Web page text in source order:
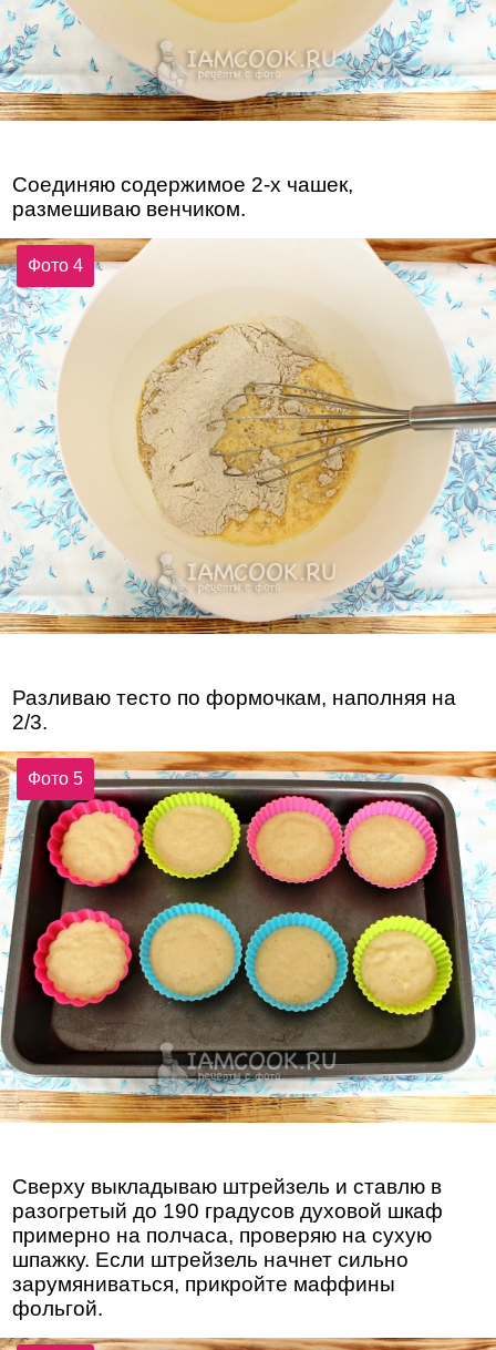
Соединяю содержимое 2-х чашек,
размешиваю венчиком.
Фото 4
Разливаю тесто по формочкам, наполняя на
2/3.
Фото 5
Сверху выкладываю штрейзель и ставлю в
разогретый до 190 градусов духовой шкаф
примерно на полчаса, проверяю на сухую
шпажку. Если штрейзель начнет сильно
зарумяниваться, прикройте маффины
фольгой.